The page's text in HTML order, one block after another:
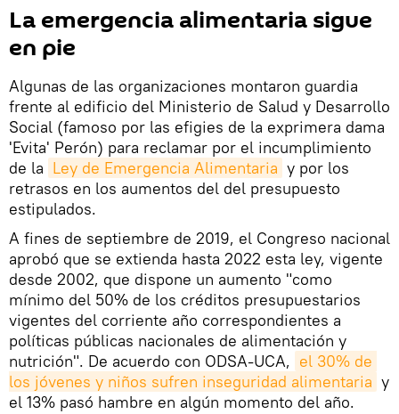
La emergencia alimentaria sigue
en pie
Algunas de las organizaciones montaron guardia
frente al edificio del Ministerio de Salud y Desarrollo
Social (famoso por las efigies de la exprimera dama
'Evita' Perón) para reclamar por el incumplimiento
de la Ley de Emergencia Alimentaria y por los
retrasos en los aumentos del del presupuesto
estipulados.
A fines de septiembre de 2019, el Congreso nacional
aprobó que se extienda hasta 2022 esta ley, vigente
desde 2002, que dispone un aumento "como
mínimo del 50% de los créditos presupuestarios
vigentes del corriente año correspondientes a
políticas públicas nacionales de alimentación y
nutrición". De acuerdo con ODSA-UCA, el 30% de
los jóvenes y niños sufren inseguridad alimentaria y
el 13% pasó hambre en algún momento del año.